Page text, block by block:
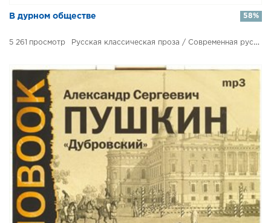
В дурном обществе
5 261 Русская классическая проза / Современная русская проза
58%